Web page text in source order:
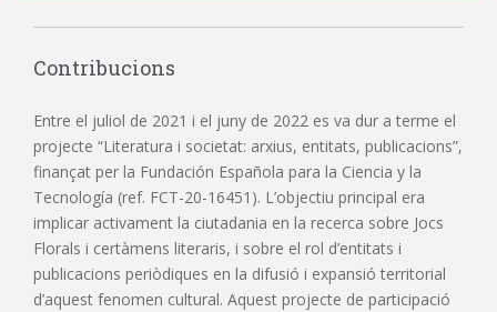
Contribucions
Entre el juliol de 2021 i el juny de 2022 es va dur a terme el
projecte “Literatura i societat: arxius, entitats, publicacions”,
finançat per la Fundación Española para la Ciencia y la
Tecnología (ref. FCT-20-16451). L’objectiu principal era
implicar activament la ciutadania en la recerca sobre Jocs
Florals i certàmens literaris, i sobre el rol d’entitats i
publicacions periòdiques en la difusió i expansió territorial
d’aquest fenomen cultural. Aquest projecte de participació